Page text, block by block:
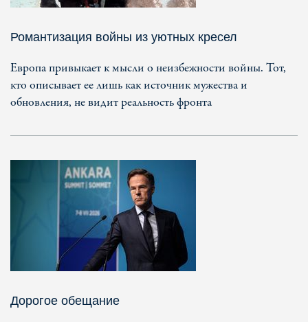
Романтизация войны из уютных кресел
Европа привыкает к мысли о неизбежности войны. Тот,
кто описывает ее лишь как источник мужества и
обновления, не видит реальность фронта
Дорогое обещание